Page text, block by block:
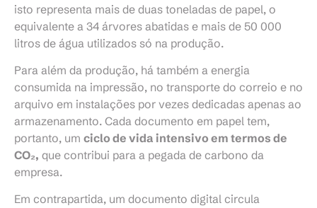
isto representa mais de duas toneladas de papel, o
equivalente a 34 árvores abatidas e mais de 50 000
litros de água utilizados só na produção.
Para além da produção, há também a energia
consumida na impressão, no transporte do correio e no
arquivo em instalações por vezes dedicadas apenas ao
armazenamento. Cada documento em papel tem,
portanto, um ciclo de vida intensivo em termos de
CO₂, que contribui para a pegada de carbono da
empresa.
Em contrapartida, um documento digital circula